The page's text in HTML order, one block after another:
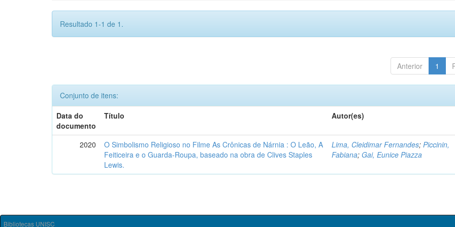
Resultado 1-1 de 1.
Anterior 1
Conjunto de itens:
Data do
documento
Título Autor(es)
2020
O Simbolismo Religioso no Filme As Crônicas de Nárnia : O Leão, A
Feiticeira e o Guarda-Roupa, baseado na obra de Clives Staples
Lewis.
Lima, Cleidimar Fernandes;Piccinin,
Fabiana; Gai, Eunice Piazza
Bibliotecas UNISC